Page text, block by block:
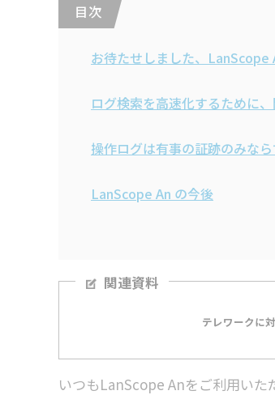
目 次
お待たせしました、LanScope
ログ検索を高速化するために
操作ログは有事の証跡のみな
LanScope An の今後
関連資料
テレワークに
いつもLanScope Anをご利用い